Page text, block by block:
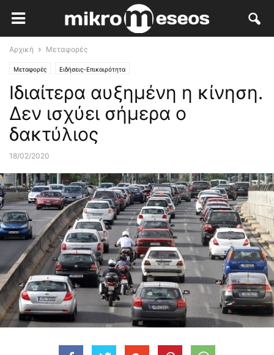
Αρχική Μεταφορές
Μεταφορές Ειδήσεις-Επικαιρότητα
Ιδιαίτερα αυξημένη η κίνηση.
Δεν ισχύει σήμερα ο
δακτύλιος
18/02/2020